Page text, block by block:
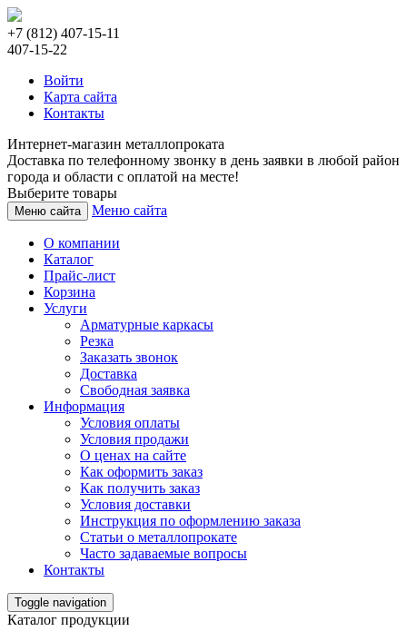
+7 (812) 407-15-11
407-15-22
Войти
Карта сайта
Контакты
Интернет-магазин металлопроката
Доставка по телефонному звонку в день заявки в любой район
города и области с оплатой на месте!
Выберите товары
Меню сайта Меню сайта
О компании
Каталог
Прайс-лист
Корзина
Услуги
Арматурные каркасы
Резка
Заказать звонок
Доставка
Свободная заявка
Информация
Условия оплаты
Условия продажи
О ценах на сайте
Как оформить заказ
Как получить заказ
Условия доставки
Инструкция по оформлению заказа
Статьи о металлопрокате
Часто задаваемые вопросы
Контакты
Toggle navigation
Каталог продукции